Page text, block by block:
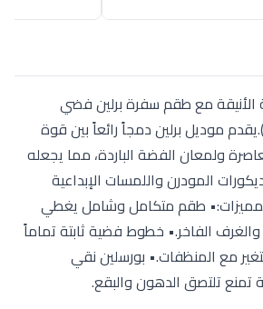
الأنيقة مع طقم سفرة برلين فضي
(112 قطعة).يقدم موديل برلين دمجاً رائعاً بين قوة
ولمعان الفضة الباردة، مما يجعله
المودرن واللمسات الإبداعية
طقم متكامل وشامل يغطي
الفاخر.• خطوط فضية ثابتة تماماً
مع المنظفات.• بورسلين نقي
تلتصق الدهون والبقع.